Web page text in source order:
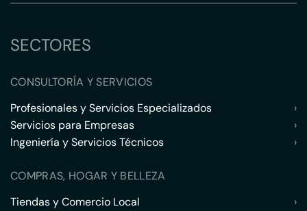
SECTORES
CONSULTORÍA Y SERVICIOS
Profesionales y Servicios Especializados
›
Servicios para Empresas
›
Ingeniería y Servicios Técnicos
›
COMPRAS, HOGAR Y BELLEZA
Tiendas y Comercio Local
›